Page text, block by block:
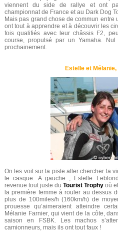
viennent du side de rallye et ont
championnat de France et au Dark Dog
Mais pas grand chose de commun
ont tout à apprendre et à découvrir les
fois qualifiés avec leur châssis F2,
course, propulsé par un Yamaha.
prochainement.
Estelle et
On les voit sur la piste aller chercher la
le casque. A gauche ; Estelle
revenue tout juste du Tourist Trophy où
la première femme à rouler au dessus
plus de 100miles/h (160km/h) de
prouesse qu’aimeraient atteindre
Mélanie Farnier, qui vient de la côte,
saison en FSBK. Les machos
camionneurs, mais ils ont tout faux !